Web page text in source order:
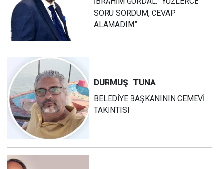
SORU SORDUM, CEVAP
ALAMADIM”
DURMUŞ TUNA
BELEDİYE BAŞKANININ CEMEVİ
TAKINTISI